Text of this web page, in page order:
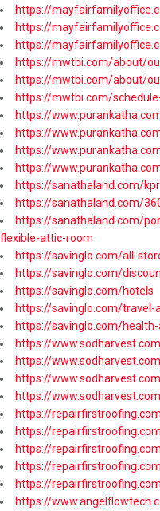
https://
https://
https://
https://mwtbi.com/about/
https://mwtbi.com/about/
https://mwtbi.com/
https://
https://
https://
https://
https://sanathaland.com/kpr
https://sanathaland.com/
https://sanathaland.com/
flexible-attic-room
https://savinglo.com/all-
https://savinglo.com/
https://savinglo.com/hotels
https://savinglo.com/travel-
https://savinglo.com/
https://
https://
https://
https://
https://
https://
https://
https://
https://
https://